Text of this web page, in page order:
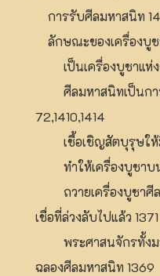
การรับศีลมหาสนิท
ลักษณะของเครื่องบูช
เป็นเครื่องบูชาแห่ง
ศีลมหาสนิทเป็นกา
72,1410,1414
เชื้อเชิญสัตบุรุษให้มี
ทำให้เครื่องบูชาบน
ถวายเครื่องบูชาศีล
เชื่อที่ล่วงลับไปแล้ว 1371
พระศาสนจักรทั้งมว
ฉลองศีลมหาสนิท 1369